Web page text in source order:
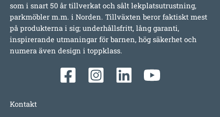
som i snart 50 år tillverkat och sålt lekplatsutrustning,
parkmöbler m.m. i Norden. Tillväxten beror faktiskt mest
på produkterna i sig; underhållsfritt, lång garanti,
inspirerande utmaningar för barnen, hög säkerhet och
numera även design i toppklass.
Kontakt